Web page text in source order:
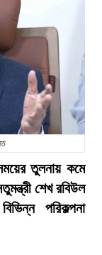
তুলনায় কমে
শেখ রবিউল
পরিকল্পনা